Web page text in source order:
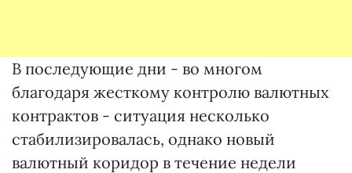
В последующие дни - во многом
благодаря жесткому контролю валютных
контрактов - ситуация несколько
стабилизировалась, однако новый
валютный коридор в течение недели